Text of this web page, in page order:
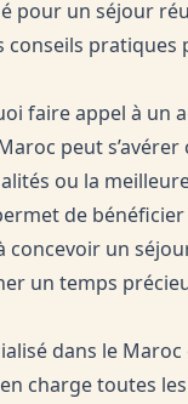
pour un séjour
conseils
faire appel à un
peut
ou la
de bénéficier
un
un temps
dans le
charge toutes